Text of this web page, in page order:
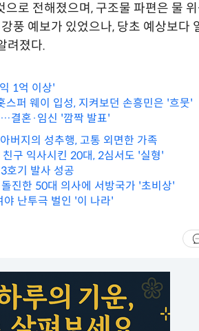
로 전해졌으며, 구조물 파편은 물 위
풍 예보가 있었으나, 당초 예상보다
려졌다.
1억 이상'
퍼 웨이 입성, 지켜보던 손흥민은 '흐뭇'
결혼·임신 '깜짝 발표'
버지의 성추행, 고통 외면한 가족
구 익사시킨 20대, 2심서도 '실형'
호기 발사 성공
진한 50대 의사에 서방국가 '초비상'
난투극 벌인 '이 나라'